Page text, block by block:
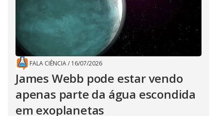
FALA CIÊNCIA/ 16/07/2026
James Webb pode estar vendo
apenas parte da água escondida
em exoplanetas